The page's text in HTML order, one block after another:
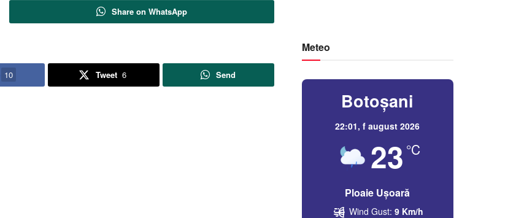
Share on WhatsApp
10 Tweet 6 Send
Meteo
Botoșani
22:01,f august 2026
23 °C
Ploaie Ușoară
Wind Gust: 9 Km/h